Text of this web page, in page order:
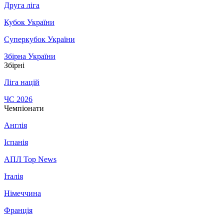
Друга ліга
Кубок України
Суперкубок України
Збірна України
Збірні
Ліга націй
ЧС 2026
Чемпіонати
Англія
Іспанія
АПЛ Top News
Італія
Німеччина
Франція